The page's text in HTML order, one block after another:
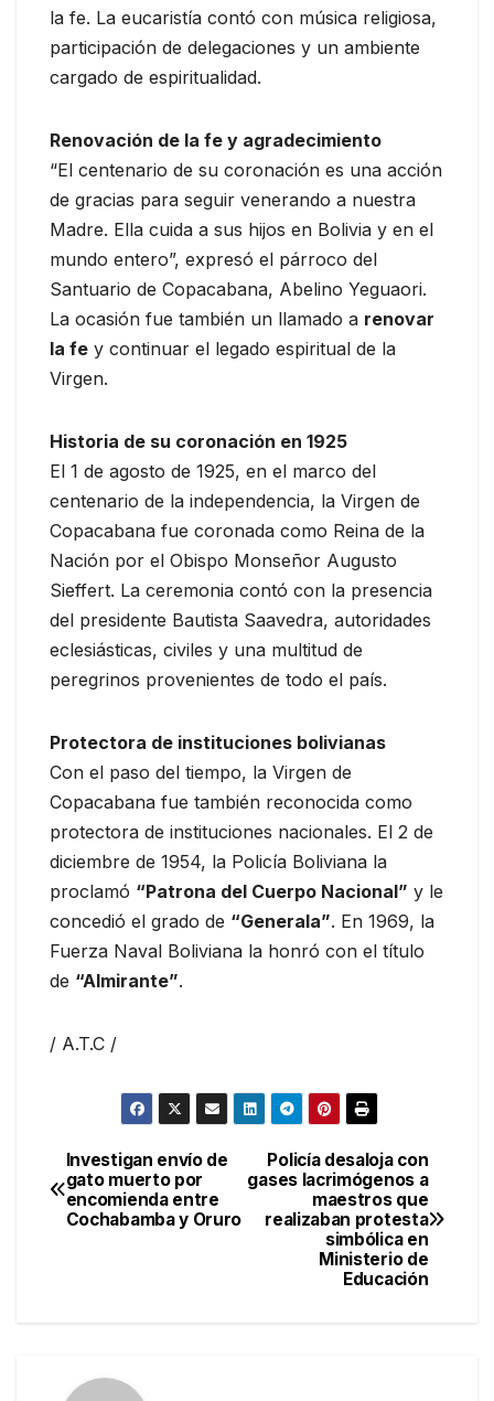
la fe. La eucaristía contó con música religiosa,
participación de delegaciones y un ambiente
cargado de espiritualidad.
Renovación de la fe y agradecimiento
“El centenario de su coronación es una acción
de gracias para seguir venerando a nuestra
Madre. Ella cuida a sus hijos en Bolivia y en el
mundo entero”, expresó el párroco del
Santuario de Copacabana, Abelino Yeguaori.
La ocasión fue también un llamado a renovar
la fe y continuar el legado espiritual de la
Virgen.
Historia de su coronación en 1925
El 1 de agosto de 1925, en el marco del
centenario de la independencia, la Virgen de
Copacabana fue coronada como Reina de la
Nación por el Obispo Monseñor Augusto
Sieffert. La ceremonia contó con la presencia
del presidente Bautista Saavedra, autoridades
eclesiásticas, civiles y una multitud de
peregrinos provenientes de todo el país.
Protectora de instituciones bolivianas
Con el paso del tiempo, la Virgen de
Copacabana fue también reconocida como
protectora de instituciones nacionales. El 2 de
diciembre de 1954, la Policía Boliviana la
proclamó “Patrona del Cuerpo Nacional” y le
concedió el grado de “Generala”. En 1969, la
Fuerza Naval Boliviana la honró con el título
de “Almirante”.
/ A.T.C /
Navegación
de
Policía desaloja con
gases lacrimógenos a
maestros que
realizaban protesta
simbólica en
Ministerio de
Educación
Investigan envío de
gato muerto por
encomienda entre
Cochabamba y Oruro